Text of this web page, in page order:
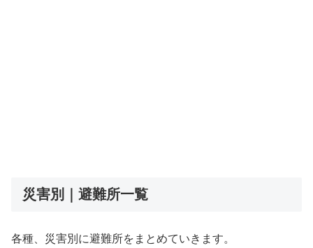
災害別｜避難所一覧
各種、災害別に避難所をまとめていきます。